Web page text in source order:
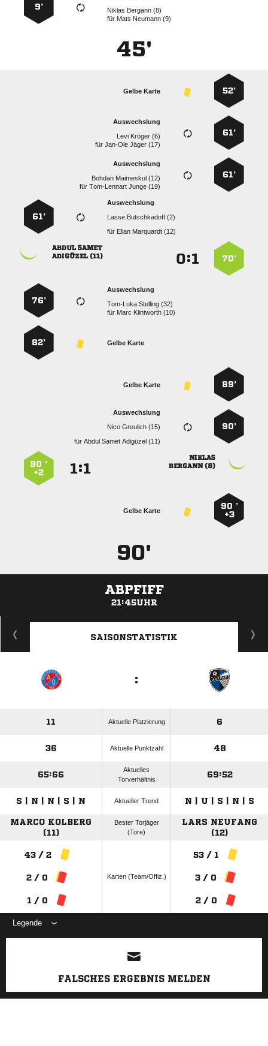
  
für   
9’
45'
52’
Gelbe Karte
61’
Auswechslung
  
für  
61’
Auswechslung
  
für  
Auswechslung
  
für   
61’
70’
:
 
 
Auswechslung
  
für   
76’
Gelbe Karte
82’
89’
Gelbe Karte
90’
Auswechslung
  
für   

 
:
90 ’
+2
90 ’
+3
Gelbe Karte
90'
ABPFIFF
21:45UHR
ANZEIGE
SAISONSTATISTIK
:
11 Aktuelle Platzierung 6
36 Aktuelle Punktzahl 48
65:66
Aktuelles
Torverhältnis
69:52
S | N | N | S | N Aktueller Trend N | U | S | N | S
MARCO KOLBERG
(11)
Bester Torjäger
(Tore)
LARS NEUFANG
(12)
43 / 2
2 / 0
1 / 0
Karten (Team/Offiz.)
53 / 1
3 / 0
2 / 0
Legende
ANZEIGE
FALSCHES ERGEBNIS MELDEN